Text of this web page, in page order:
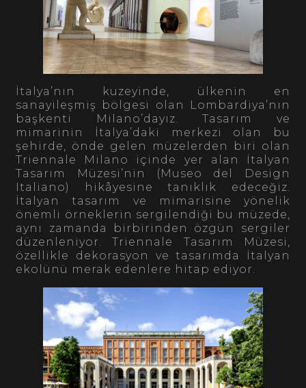
İtalya’nın kuzeyinde, ülkenin en
sanayileşmiş bölgesi olan Lombardiya’nın
başkenti Milano’dayız. Tasarım ve
mimarinin İtalya’daki merkezi olan bu
şehirde, önde gelen müzelerden biri olan
Triennale Milano içinde yer alan İtalyan
Tasarım Müzesi’nin (Museo del Design
Italiano) hikâyesine tanıklık edeceğiz.
İtalyan tasarım ve mimarisine yönelik
önemli örneklerin sergilendiği bu müzede,
aynı zamanda birbirinden özgün sergiler
düzenleniyor. Triennale Tasarım Müzesi,
özellikle dekorasyon ve tasarımda İtalyan
ekolünü merak edenlere hitap ediyor.